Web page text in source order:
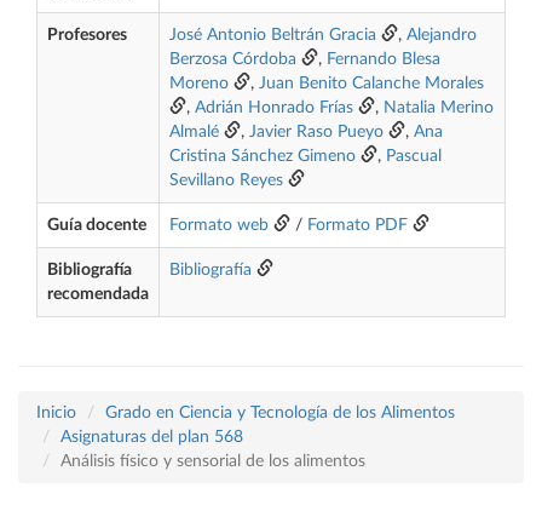
Profesores José Antonio Beltrán Gracia , Alejandro
Berzosa Córdoba
, Fernando Blesa
Moreno
, Juan Benito Calanche Morales
, Adrián Honrado Frías , Natalia Merino
Almalé
, Javier Raso Pueyo , Ana
Cristina Sánchez Gimeno
, Pascual
Sevillano Reyes
Guía docente Formato web / Formato PDF
Bibliografía
recomendada
Bibliografía
Inicio
Grado en Ciencia y Tecnología de los Alimentos
Asignaturas del plan 568
Análisis físico y sensorial de los alimentos